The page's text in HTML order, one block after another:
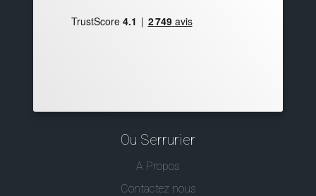
Ou Serrurier
A Propos
Contactez nous